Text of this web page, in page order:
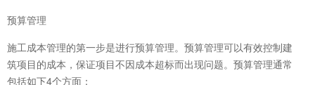
预算管理
施工成本管理的第一步是进行预算管理。预算管理可以有效控制建
筑项目的成本，保证项目不因成本超标而出现问题。预算管理通常
包括如下4个方面：